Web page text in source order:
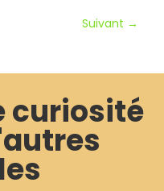
Suivant →
curiosité